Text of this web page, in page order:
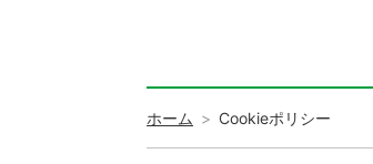
ホーム Cookieポリシー